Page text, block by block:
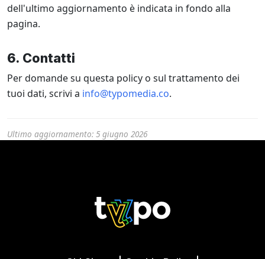
dell'ultimo aggiornamento è indicata in fondo alla
pagina.
6. Contatti
Per domande su questa policy o sul trattamento dei
tuoi dati, scrivi a info@typomedia.co.
Ultimo aggiornamento: 5 giugno 2026